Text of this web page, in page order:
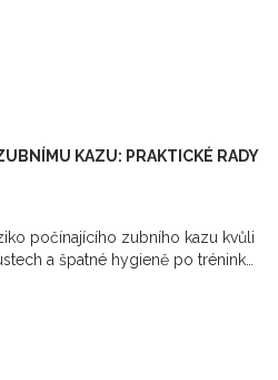
KAZU: PRAKTICKÉ RADY
počínajícího zubního kazu kvůli
a špatné hygieně po tréninku.